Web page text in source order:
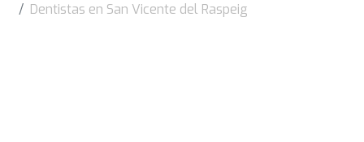
Dentistas en San Vicente del Raspeig